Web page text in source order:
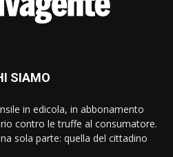
SIAMO
in edicola, in abbonamento
contro le truffe al consumatore.
sola parte: quella del cittadino